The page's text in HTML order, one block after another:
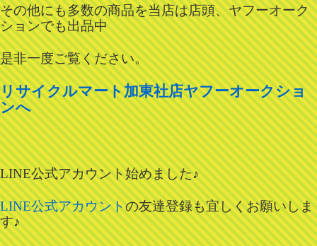
その他にも多数の商品を当店は店頭、ヤフーオーク
ションでも出品中
是非一度ご覧ください。
リサイクルマート加東社店ヤフーオークショ
ンへ
LINE公式アカウント始めました♪
LINE公式アカウントの友達登録も宜しくお願いしま
す♪